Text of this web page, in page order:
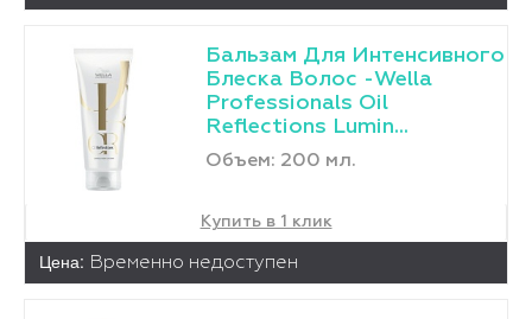
Бальзам Для Интенсивного
Блеска Волос -Wella
Professionals Oil
Reflections Lumin...
Объем: 200 мл.
Купить в 1 клик
Цена: Временно недоступен